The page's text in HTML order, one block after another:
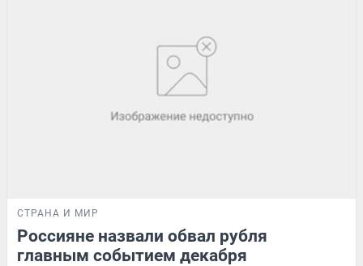
СТРАНА И МИР
Россияне назвали обвал рубля
главным событием декабря